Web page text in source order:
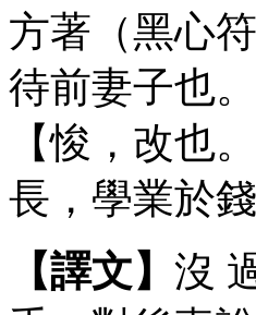
方著（黑心
待前妻子也
【悛，改也
長，學業於
【譯文】 沒